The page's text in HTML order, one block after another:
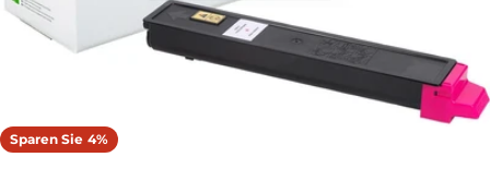
Sparen Sie 4%